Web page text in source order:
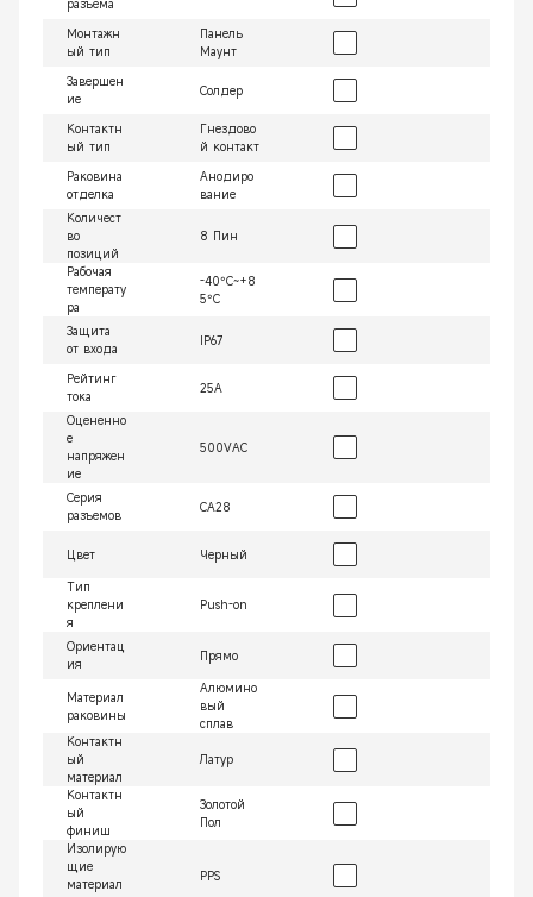
разъема
Монтажн
ый тип
Панель
Маунт
Завершен
ие
Солдер
Контактн
ый тип
Гнездово
й контакт
Раковина
отделка
Анодиро
вание
Количест
во
позиций
8 Пин
Рабочая
температу
ра
-40°C~+8
5°C
Защита
от входа
IP67
Рейтинг
тока
25А
Оцененно
е
напряжен
ие
500VAC
Серия
разъемов
СА28
Цвет Черный
Тип
креплени
я
Push-on
Ориентац
ия
Прямо
Материал
раковины
Алюмино
вый
сплав
Контактн
ый
материал
Латур
Контактн
ый
финиш
Золотой
Пол
Изолирую
щие
материал
PPS